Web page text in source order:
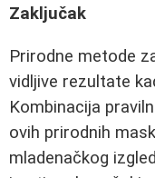
Zaključak
Prirodne metode
vidljive rezultate
Kombinacija
ovih prirodnih
mladenačkog